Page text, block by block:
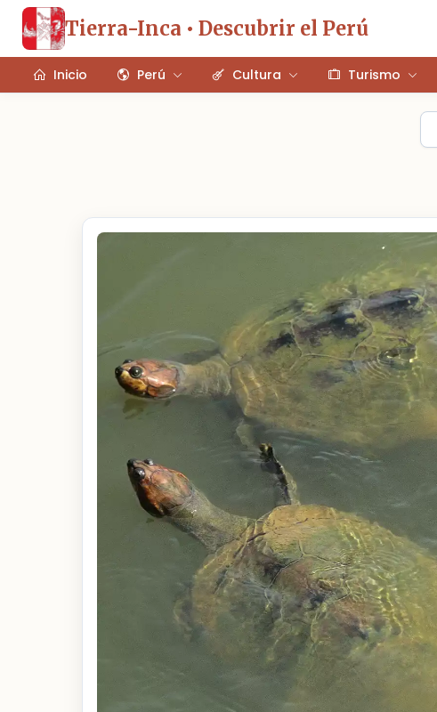
Tierra-Inca • Descubrir el Perú
Inicio Perú Cultura Turismo